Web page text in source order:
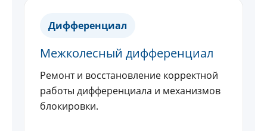
Дифференциал
Межколесный дифференциал
Ремонт и восстановление корректной
работы дифференциала и механизмов
блокировки.